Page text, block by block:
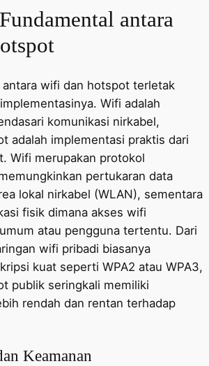
antara
antara wifi dan hotspot terletak
Wifi adalah
komunikasi nirkabel,
adalah implementasi praktis dari
Wifi merupakan protokol
pertukaran data
lokal nirkabel (WLAN), sementara
fisik dimana akses wifi
atau pengguna tertentu. Dari
wifi pribadi biasanya
kuat seperti WPA2 atau WPA3,
publik seringkali memiliki
rendah dan rentan terhadap
Keamanan